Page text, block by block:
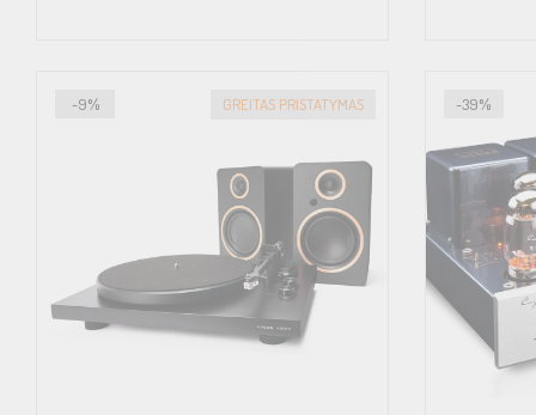
-9% GREITAS PRISTATYMAS -39%